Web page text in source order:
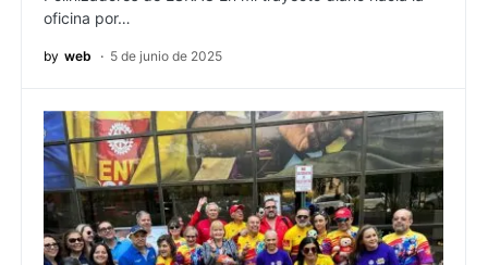
oficina por…
by web 5 de junio de 2025